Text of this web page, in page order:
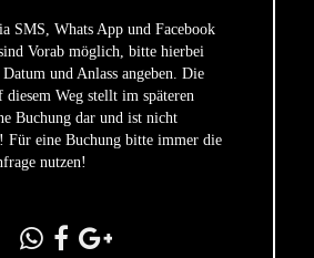
SMS, Whats App und Facebook
Vorab möglich, bitte hierbei
und Anlass angeben. Die
diesem Weg stellt im späteren
Buchung dar und ist nicht
Für eine Buchung bitte immer die
nutzen!